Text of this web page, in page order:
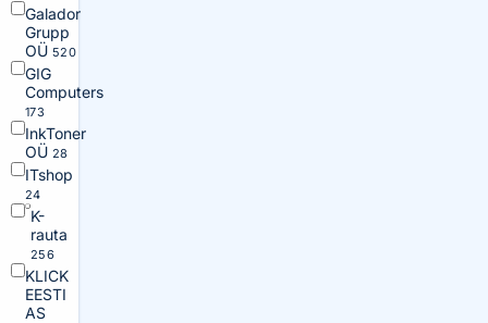
Galador
Grupp
OÜ 520
GIG
Computers
173
InkToner
OÜ 28
ITshop
24
K-
rauta
256
KLICK
EESTI
AS